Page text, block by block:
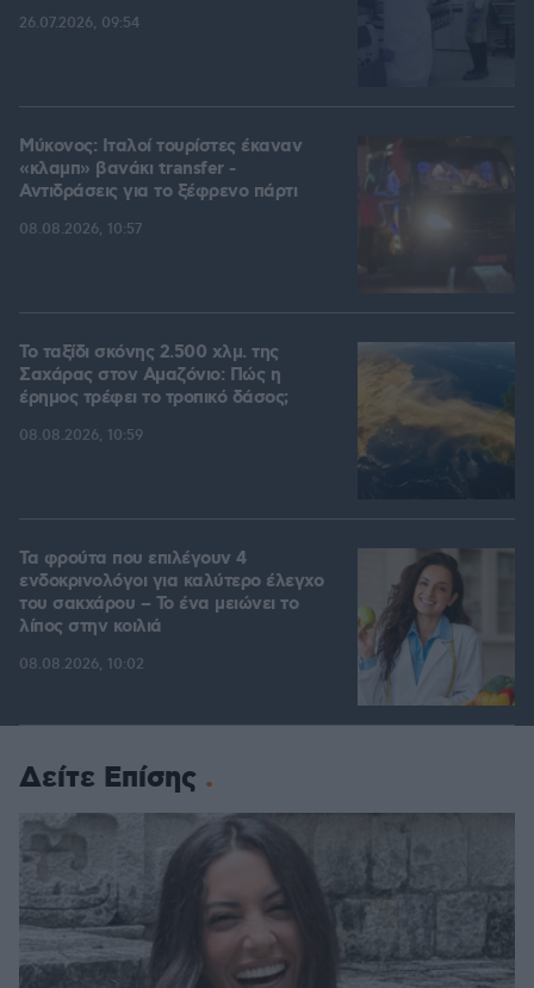
26.07.2026, 09:54
Μύκονος: Ιταλοί τουρίστες έκαναν
«κλαμπ» βανάκι transfer -
Αντιδράσεις για το ξέφρενο πάρτι
08.08.2026, 10:57
Το ταξίδι σκόνης 2.500 χλμ. της
Σαχάρας στον Αμαζόνιο: Πώς η
έρημος τρέφει το τροπικό δάσος;
08.08.2026, 10:59
Τα φρούτα που επιλέγουν 4
ενδοκρινολόγοι για καλύτερο έλεγχο
του σακχάρου – Το ένα μειώνει το
λίπος στην κοιλιά
08.08.2026, 10:02
Δείτε Επίσης